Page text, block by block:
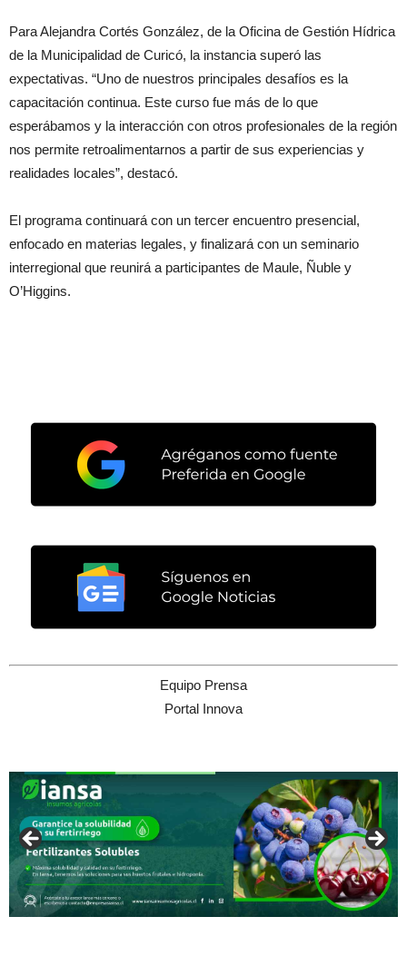
Para Alejandra Cortés González, de la Oficina de Gestión Hídrica
de la Municipalidad de Curicó, la instancia superó las
expectativas. “Uno de nuestros principales desafíos es la
capacitación continua. Este curso fue más de lo que
esperábamos y la interacción con otros profesionales de la región
nos permite retroalimentarnos a partir de sus experiencias y
realidades locales”, destacó.
El programa continuará con un tercer encuentro presencial,
enfocado en materias legales, y finalizará con un seminario
interregional que reunirá a participantes de Maule, Ñuble y
O’Higgins.
Equipo Prensa
Portal Innova